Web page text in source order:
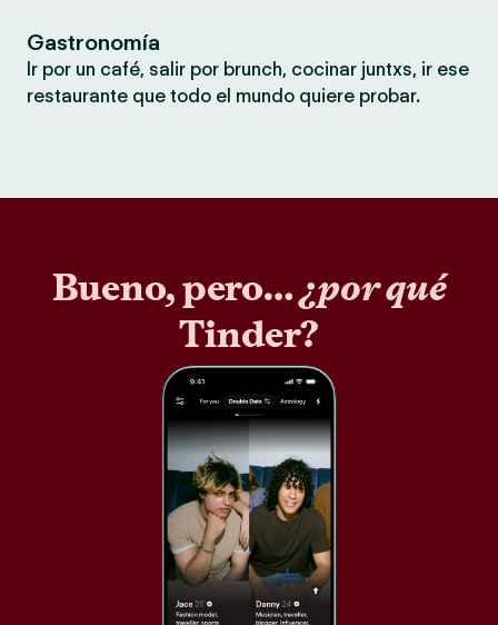
Gastronomía
Ir por un café, salir por brunch, cocinar juntxs, ir ese
restaurante que todo el mundo quiere probar.
Bueno, pero…¿por qué
Tinder?